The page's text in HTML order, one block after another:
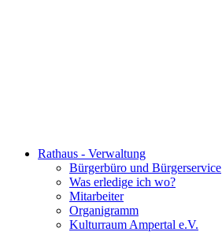
Rathaus - Verwaltung
Bürgerbüro und Bürgerservice
Was erledige ich wo?
Mitarbeiter
Organigramm
Kulturraum Ampertal e.V.